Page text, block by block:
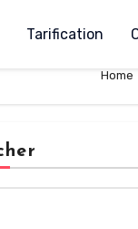
Tarification
Home